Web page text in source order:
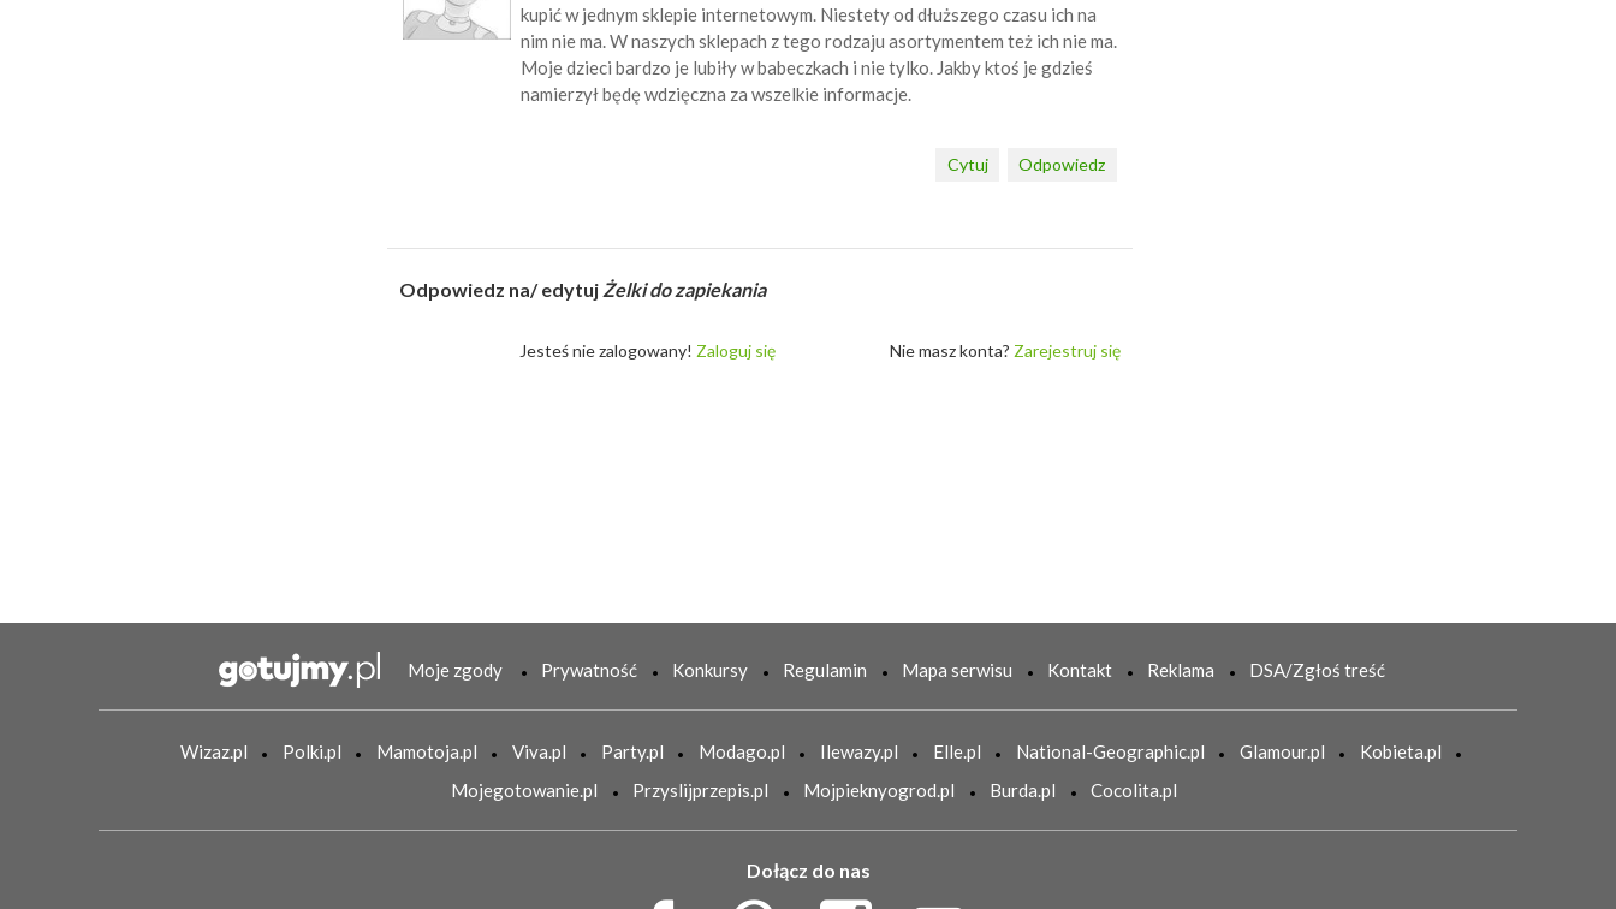
kupić w jednym sklepie internetowym. Niestety od dłuższego czasu ich na
nim nie ma. W naszych sklepach z tego rodzaju asortymentem też ich nie ma.
Moje dzieci bardzo je lubiły w babeczkach i nie tylko. Jakby ktoś je gdzieś
namierzył będę wdzięczna za wszelkie informacje.
Odpowiedz
Cytuj
Odpowiedz na/ edytuj Żelki do zapiekania
Jesteś nie zalogowany! Zaloguj się Nie masz konta? Zarejestruj się
Moje zgody Prywatność Konkursy Regulamin Mapa serwisu Kontakt Reklama DSA/Zgłoś treść
Wizaz.pl Polki.pl Mamotoja.pl Viva.pl Party.pl Modago.pl Ilewazy.pl Elle.pl National-Geographic.pl Glamour.pl
Kobieta.pl
Mojegotowanie.pl
Przyslijprzepis.pl Mojpieknyogrod.pl Burda.pl Cocolita.pl
Dołącz do nas